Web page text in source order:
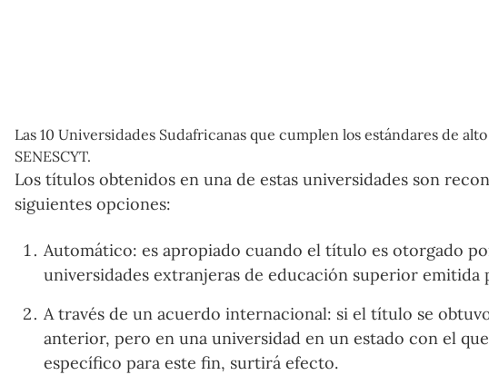
Las 10 Universidades Sudafricanas que cumplen los estándares de
SENESCYT.
Los títulos obtenidos en una de estas universidades son
siguientes opciones:
Automático: es apropiado cuando el título es otorgado
universidades extranjeras de educación superior emitida
A través de un acuerdo internacional: si el título se
anterior, pero en una universidad en un estado con el
específico para este fin, surtirá efecto.